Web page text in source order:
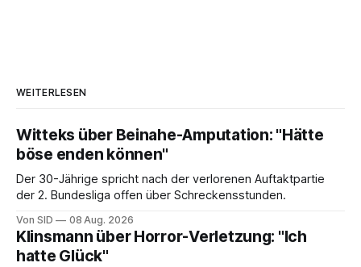
WEITERLESEN
Witteks über Beinahe-Amputation: "Hätte
böse enden können"
Der 30-Jährige spricht nach der verlorenen Auftaktpartie
der 2. Bundesliga offen über Schreckensstunden.
Von SID 08 Aug. 2026
Klinsmann über Horror-Verletzung: "Ich
hatte Glück"